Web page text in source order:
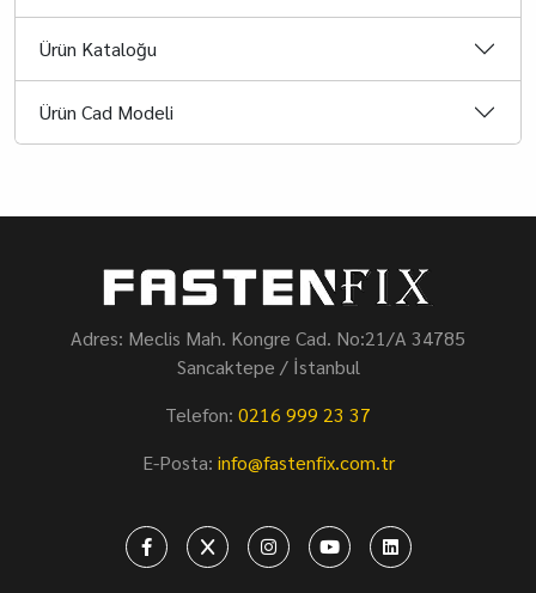
Ürün Kataloğu
Ürün Cad Modeli
Adres: Meclis Mah. Kongre Cad. No:21/A 34785
Sancaktepe / İstanbul
Telefon: 0216 999 23 37
E-Posta: info@fastenfix.com.tr